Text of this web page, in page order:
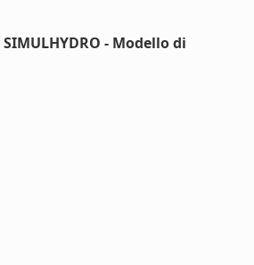
SIMULHYDRO - Modello di